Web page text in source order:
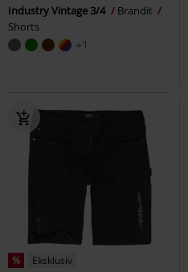
Industry Vintage 3/4
Brandit
Shorts
+1
% Eksklusiv